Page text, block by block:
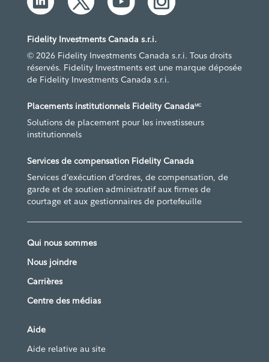
Fidelity Investments Canada s.r.i.
© 2026 Fidelity Investments Canada s.r.i. Tous droits
réservés. Fidelity Investments est une marque déposée
de Fidelity Investments Canada s.r.i.
Placements institutionnels Fidelity CanadaMC
Solutions de placement pour les investisseurs
institutionnels
Services de compensation Fidelity Canada
Services d’exécution d’ordres, de compensation, de
garde et de soutien administratif aux firmes de
courtage et aux gestionnaires de portefeuille
Qui nous sommes
Nous joindre
Carrières
Centre des médias
Aide
Aide relative au site